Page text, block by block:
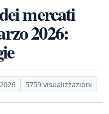
mercati
2026:
5759 visualizzazioni